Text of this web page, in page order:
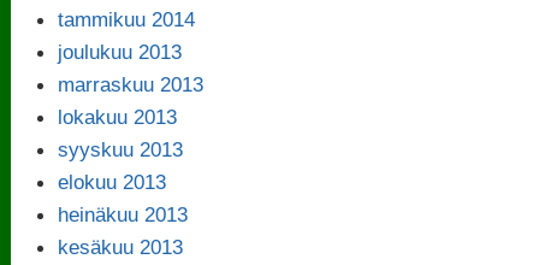
tammikuu 2014
joulukuu 2013
marraskuu 2013
lokakuu 2013
syyskuu 2013
elokuu 2013
heinäkuu 2013
kesäkuu 2013